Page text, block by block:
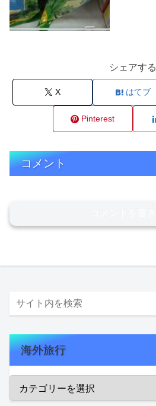
シェアする
X はてブ
Pinterest
コメント
海外旅行